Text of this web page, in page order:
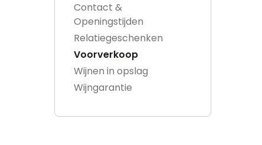
Contact &
Openingstijden
Relatiegeschenken
Voorverkoop
Wijnen in opslag
Wijngarantie